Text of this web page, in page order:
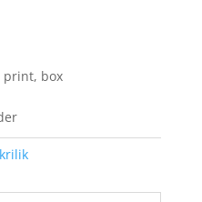
print, box